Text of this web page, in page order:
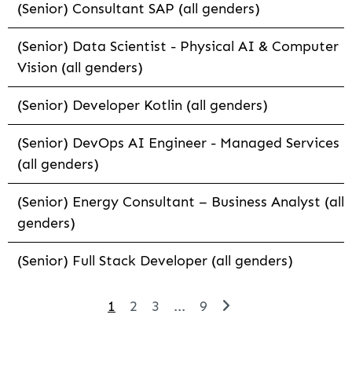
(Senior) Consultant SAP (all genders)
(Senior) Data Scientist - Physical AI & Computer
Vision (all genders)
(Senior) Developer Kotlin (all genders)
(Senior) DevOps AI Engineer - Managed Services
(all genders)
(Senior) Energy Consultant – Business Analyst (all
genders)
(Senior) Full Stack Developer (all genders)
1 2 3 ... 9